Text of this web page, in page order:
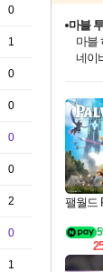
0
1
0
0
0
0
2
0
1
최대
네이
50%
마블
마블
네이
이니
네이
할인
네이
40주
할인
일부
혜택
편안
팰월드